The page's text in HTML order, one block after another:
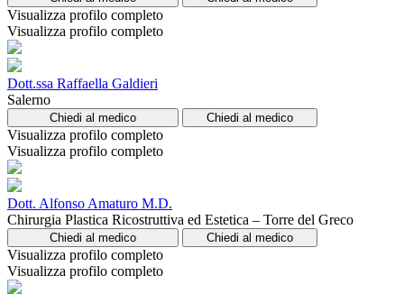
Visualizza profilo completo
Visualizza profilo completo
Dott.ssa Raffaella Galdieri
Salerno
Chiedi al medico Chiedi al medico
Visualizza profilo completo
Visualizza profilo completo
Dott. Alfonso Amaturo M.D.
Chirurgia Plastica Ricostruttiva ed Estetica – Torre del Greco
Chiedi al medico Chiedi al medico
Visualizza profilo completo
Visualizza profilo completo